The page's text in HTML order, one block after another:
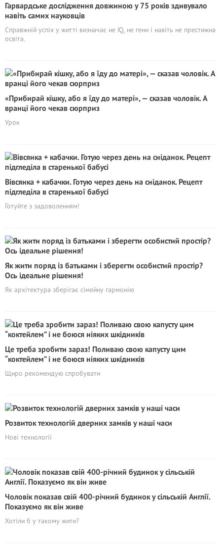
Гарвардське дослідження довжиною у 75 років здивувало
навіть самих науковців
Справжній успіх у житті визначає не IQ, не гени і навіть не престижна
освіта.
«Прибирай кішку, або я їду до матері», — сказав чоловік. А
вранці його чекав сюрприз
Урок
Вівсянка + кабачки. Готую через день на сніданок. Рецепт
підгледіла в cтapенької бабусі
Готуйте з задоволенням!
Як жити поряд із батьками і зберегти особистий простір?
Ось ідеальне рішення!
Як архітектура зберігає сімейну гармонію
Це треба зробити зараз! Поливаю свою капусту цим
“коктейлем” і не боюся ніяких шкідників
Щиро рекомендую спробувати
Розвиток технологій дверних замків у наші часи
Нові технології
Чоловік показав свій 400-річний будинок у сільській Англії.
Показуємо як він живе
Хотіли б у такому жити?